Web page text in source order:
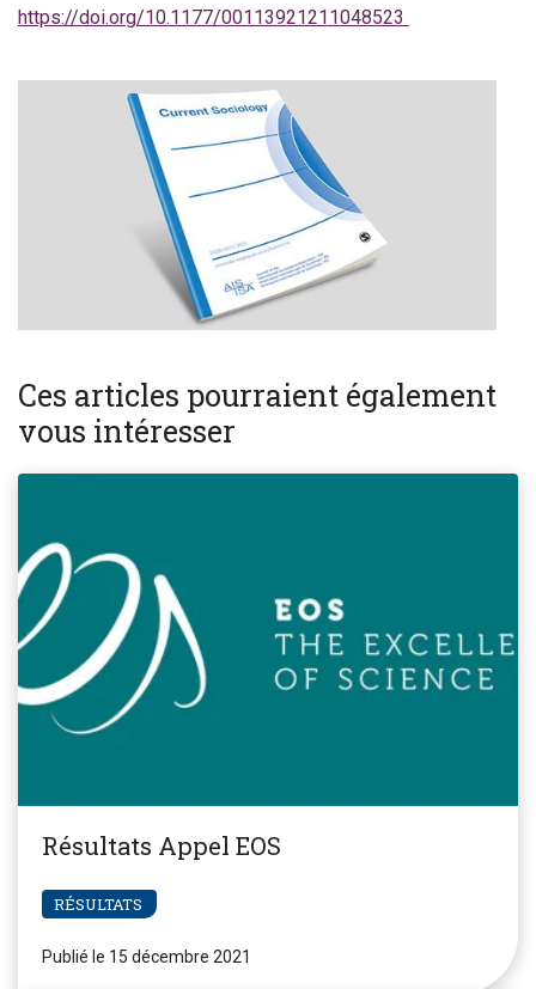
https://doi.org/10.1177/00113921211048523
Ces articles pourraient également
vous intéresser
Résultats Appel EOS
RÉSULTATS
Publié le 15 décembre 2021